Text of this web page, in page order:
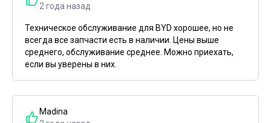
2 года назад
Техническое обслуживание для BYD хорошее, но не
всегда все запчасти есть в наличии. Цены выше
среднего, обслуживание среднее. Можно приехать,
если вы уверены в них.
Madina